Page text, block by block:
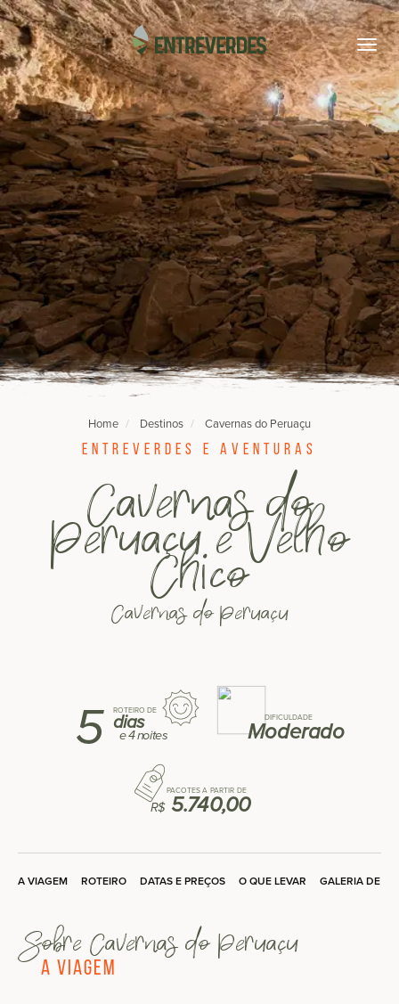
Home Destinos
Cavernas do Peruaçu
Entreverdes e aventuras
Cavernas do
Peruaçu e Velho
Chico
Cavernas do Peruaçu
ROTEIRO DE
5 dias
e4 noites
DIFICULDADE
Moderado
PACOTES A PARTIR DE
R$5.740,00
A VIAGEM ROTEIRO DATAS E PREÇOS O QUE LEVAR GALERIA DE
Sobre Cavernas do Peruaçu
A Viagem